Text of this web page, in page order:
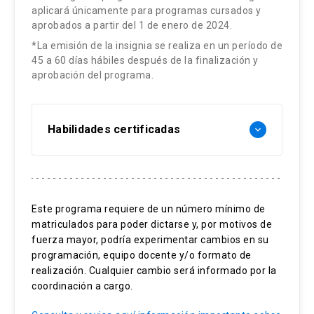
aplicará únicamente para programas cursados y
aprobados a partir del 1 de enero de 2024.
*La emisión de la insignia se realiza en un período de
45 a 60 días hábiles después de la finalización y
aprobación del programa.
Habilidades certificadas keyboard_arrow_down
Organizaciones sin fines de lucro
Fundaciones
Asociaciones gremiales
Asociaciones indígenas
Transparencia
Este programa requiere de un número mínimo de
matriculados para poder dictarse y, por motivos de
fuerza mayor, podría experimentar cambios en su
programación, equipo docente y/o formato de
realización. Cualquier cambio será informado por la
coordinación a cargo.